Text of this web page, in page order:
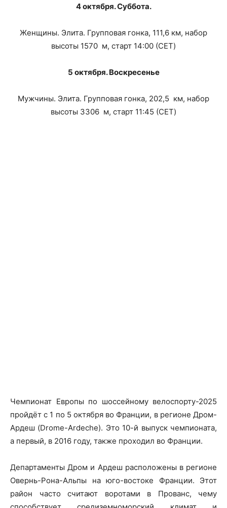
4 октября. Суббота.
Женщины. Элита. Групповая гонка, 111,6 км, набор
высоты 1570 м, старт 14:00 (CET)
5 октября. Воскресенье
Мужчины. Элита. Групповая гонка, 202,5 км, набор
высоты 3306 м, старт 11:45 (CET)
Чемпионат Европы по шоссейному велоспорту-2025
пройдёт с 1 по 5 октября во Франции, в регионе Дром-
Ардеш (Drome-Ardeche). Это 10-й выпуск чемпионата,
а первый, в 2016 году, также проходил во Франции.
Департаменты Дром и Ардеш расположены в регионе
Овернь-Рона-Альпы на юго-востоке Франции. Этот
район часто считают воротами в Прованс, чему